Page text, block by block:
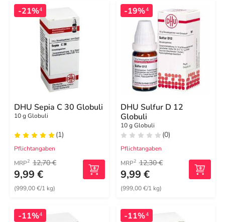
-21%4
DHU Sepia C 30 Globuli
10 g Globuli
(1)
Pflichtangaben
MRP2 12,70 €
9,99 €
(999,00 €/1 kg)
-19%4
DHU Sulfur D 12
Globuli
10 g Globuli
(0)
Pflichtangaben
MRP2 12,30 €
9,99 €
(999,00 €/1 kg)
-11%4 -11%4